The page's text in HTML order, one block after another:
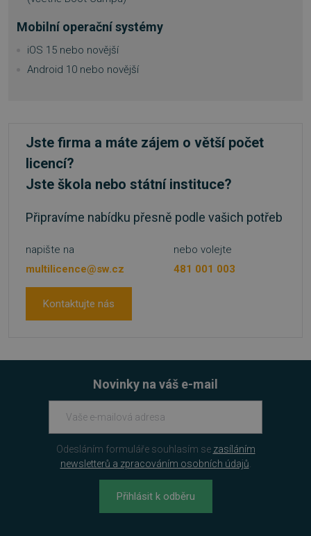
Mobilní operační systémy
iOS 15 nebo novější
Android 10 nebo novější
Jste firma a máte zájem o větší počet
licencí?
Jste škola nebo státní instituce?
Připravíme nabídku přesně podle vašich potřeb
napište na
multilicence@sw.cz
nebo volejte
481 001 003
Kontaktujte nás
Novinky na váš e-mail
Odesláním formuláře souhlasím se zasíláním
newsletterů a zpracováním osobních údajů.
Přihlásit k odběru
__cf_bm
Cloudflare Inc.
.heureka.group
29 minut
57 sekund
.www.sw.cz
prohlížeče